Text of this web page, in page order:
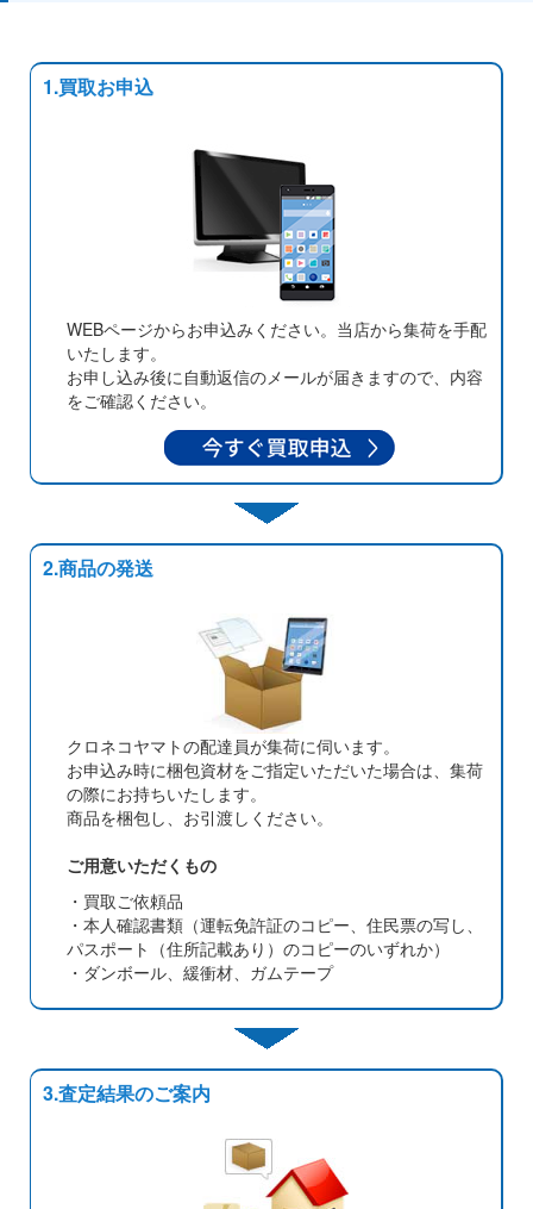
1.買取お申込
WEBページからお申込みください。当店から集荷を手配
いたします。
お申し込み後に自動返信のメールが届きますので、内容
をご確認ください。
2.商品の発送
クロネコヤマトの配達員が集荷に伺います。
お申込み時に梱包資材をご指定いただいた場合は、集荷
の際にお持ちいたします。
商品を梱包し、お引渡しください。
ご用意いただくもの
・買取ご依頼品
・本人確認書類（運転免許証のコピー、住民票の写し、
パスポート（住所記載あり）のコピーのいずれか）
・ダンボール、緩衝材、ガムテープ
3.査定結果のご案内